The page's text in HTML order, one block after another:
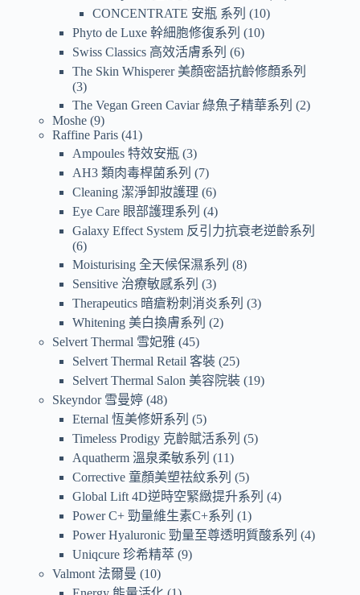
CONCENTRATE 安瓶 系列
10
Phyto de Luxe 幹細胞修復系列
10
Swiss Classics 高效活膚系列
6
The Skin Whisperer 美顏密語抗齡修顏系列
3
The Vegan Green Caviar 綠魚子精華系列
2
Moshe 9
Raffine Paris 41
Ampoules 特效安瓶 3
AH3 類肉毒桿菌系列
7
Cleaning 潔淨卸妝護理 6
Eye Care 眼部護理系列
4
Galaxy Effect System 反引力抗衰老逆齡系列
6
Moisturising 全天候保濕系列
8
Sensitive 治療敏感系列
3
Therapeutics 暗瘡粉刺消炎系列
3
Whitening 美白換膚系列
2
Selvert Thermal 雪妃雅 45
Selvert Thermal Retail 客裝 25
Selvert Thermal Salon 美容院裝 19
Skeyndor 雪曼婷 48
Eternal 恆美修妍系列
5
Timeless Prodigy 克齡賦活系列
5
Aquatherm 溫泉柔敏系列
11
Corrective 童顏美塑祛紋系列
5
Global Lift 4D逆時空緊緻提升系列
4
Power C+ 勁量維生素C+系列
1
Power Hyaluronic 勁量至尊透明質酸系列
4
Uniqcure 珍希精萃 9
Valmont 法爾曼
10